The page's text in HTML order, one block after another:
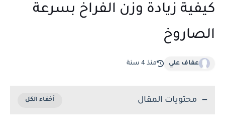
كيفية زيادة وزن الفراخ بسرعة
الصاروخ
عفاف علي منذ 4 سنة
محتويات المقال